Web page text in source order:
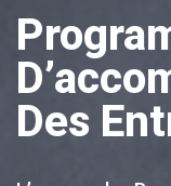
Des